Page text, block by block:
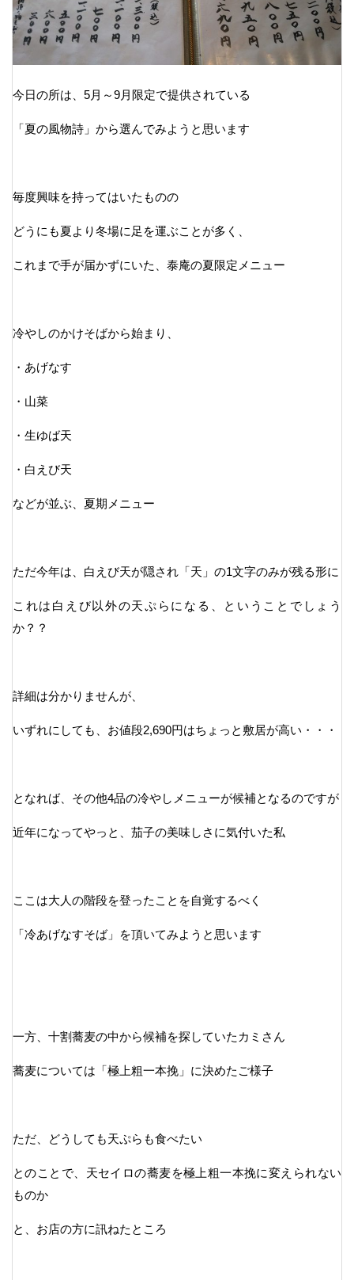
今日の所は、5月～9月限定で提供されている
「夏の風物詩」から選んでみようと思います
毎度興味を持ってはいたものの
どうにも夏より冬場に足を運ぶことが多く、
これまで手が届かずにいた、泰庵の夏限定メニュー
冷やしのかけそばから始まり、
・あげなす
・山菜
・生ゆば天
・白えび天
などが並ぶ、夏期メニュー
ただ今年は、白えび天が隠され「天」の1文字のみが残る形に
これは白えび以外の天ぷらになる、ということでしょう
か？？
詳細は分かりませんが、
いずれにしても、お値段2,690円はちょっと敷居が高い・・・
となれば、その他4品の冷やしメニューが候補となるのですが
近年になってやっと、茄子の美味しさに気付いた私
ここは大人の階段を登ったことを自覚するべく
「冷あげなすそば」を頂いてみようと思います
一方、十割蕎麦の中から候補を探していたカミさん
蕎麦については「極上粗一本挽」に決めたご様子
ただ、どうしても天ぷらも食べたい
とのことで、天セイロの蕎麦を極上粗一本挽に変えられない
ものか
と、お店の方に訊ねたところ